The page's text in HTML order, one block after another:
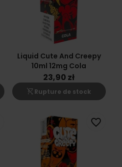
Liquid Cute And Creepy
10ml 12mg Cola
23,90 zł
shopping_cart_off Rupture de stock
favorite_border